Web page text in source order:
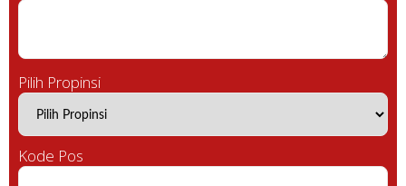
Pilih Propinsi
Kode Pos